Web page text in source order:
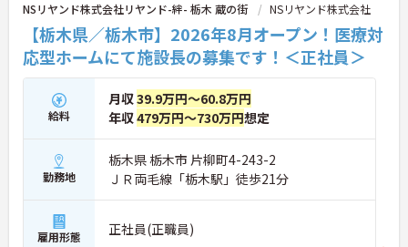
NSリヤンド株式会社リヤンド-絆- 栃木 蔵の街 NSリヤンド株式会社
【栃木県／栃木市】2026年8月オープン！医療対
応型ホームにて施設長の募集です！＜正社員＞
給料
月収39.9万円～60.8万円
年収479万円～730万円想定
勤務地
栃木県 栃木市 片柳町4-243-2
ＪＲ両毛線「栃木駅」徒歩21分
雇用形態 正社員(正職員)